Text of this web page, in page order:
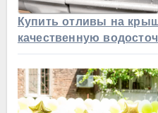
Купить отливы на
качественную